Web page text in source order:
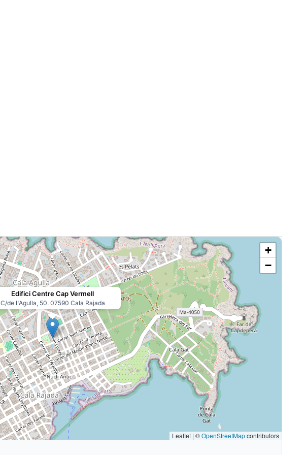
Edifici Centre Cap Vermell
C/de l'Agulla, 50. 07590 Cala Rajada
+
−
Leaflet | ©OpenStreetMapcontributors